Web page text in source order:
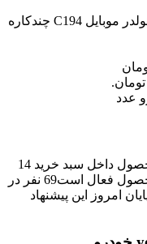
هولدر موبایل C194 چندکاره
۷۶۳,۰۰۰ تومان
این محصول داخل سبد خرید 14
فعال است
69 نفر در
امروز این پیشنهاد